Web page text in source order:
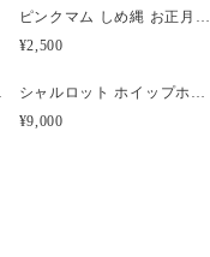
相談ください。
購入時に備考欄へご記入
じめご了承ください。
ピンクマム しめ縄 お正月飾り 水引
¥2,500
ーブルー
シャルロット ホイップホワイト プリザーブド フラワーケーキ【名入れ可能】
¥9,000